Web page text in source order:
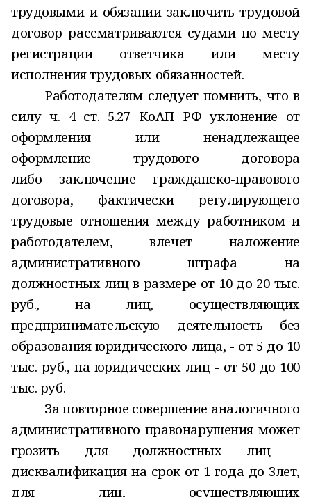
трудовыми и обязании заключить трудовой
договор рассматриваются судами по месту
регистрации ответчика или месту
исполнения трудовых обязанностей.
Работодателям следует помнить, что в
силу ч. 4 ст. 5.27 КоАП РФ уклонение от
оформления или ненадлежащее
оформление трудового договора
либозаключение гражданско-правового
договора, фактически регулирующего
трудовые отношения междуработником и
работодателем,влечет наложение
административного штрафа на
должностных лиц в размере от 10 до 20 тыс.
руб., на лиц, осуществляющих
предпринимательскую деятельность без
образования юридического лица, - от 5 до 10
тыс. руб., на юридических лиц - от 50 до 100
тыс. руб.
За повторное совершение аналогичного
административного правонарушения может
грозить для должностных лиц -
дисквалификация на срок от 1 года до 3лет,
для лиц, осуществляющих